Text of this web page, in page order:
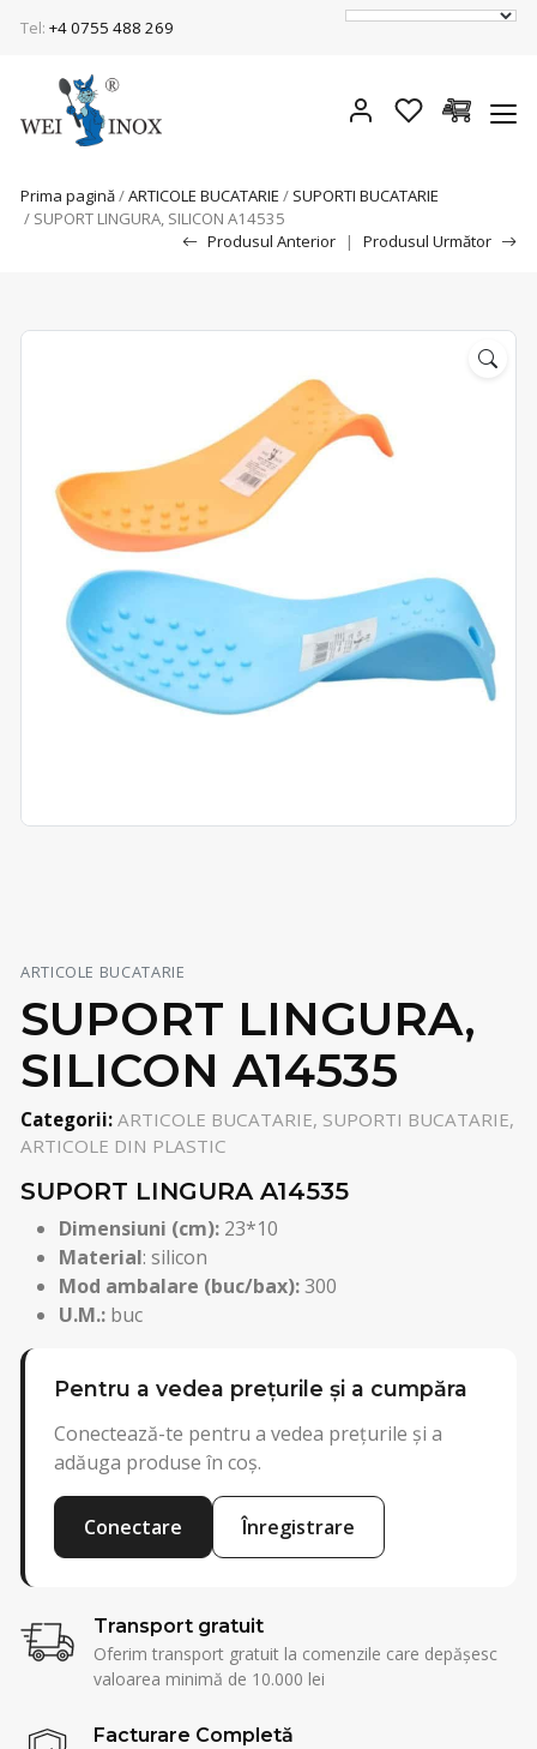
Tel: +4 0755 488 269
Prima pagină/ARTICOLE BUCATARIE / SUPORTI BUCATARIE
/ SUPORT LINGURA, SILICON A14535
Produsul Anterior
| Produsul Următor
ARTICOLE BUCATARIE
SUPORT LINGURA,
SILICON A14535
Categorii: ARTICOLE BUCATARIE, SUPORTI BUCATARIE,
ARTICOLE DIN PLASTIC
SUPORT LINGURA A14535
Dimensiuni (cm): 23*10
Material: silicon
Mod ambalare (buc/bax):300
U.M.: buc
Pentru a vedea prețurile și a cumpăra
Conectează-te pentru a vedea prețurile și a
adăuga produse în coș.
Conectare Înregistrare
Transport gratuit
Oferim transport gratuit la comenzile care depășesc
valoarea minimă de 10.000 lei
Facturare Completă